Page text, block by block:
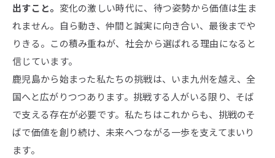
出すこと。 変化の激しい時代に、待つ姿勢から価値は生ま
れません。自ら動き、仲間と誠実に向き合い、最後までや
りきる。この積み重ねが、社会から選ばれる理由になると
信じています。
鹿児島から始まった私たちの挑戦は、いま九州を越え、全
国へと広がりつつあります。挑戦する人がいる限り、そば
で支える存在が必要です。私たちはこれからも、挑戦のそ
ばで価値を創り続け、未来へつながる一歩を支えてまいり
ます。